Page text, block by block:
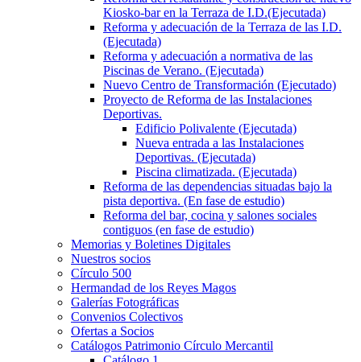
Kiosko-bar en la Terraza de I.D.(Ejecutada)
Reforma y adecuación de la Terraza de las I.D.
(Ejecutada)
Reforma y adecuación a normativa de las
Piscinas de Verano. (Ejecutada)
Nuevo Centro de Transformación (Ejecutado)
Proyecto de Reforma de las Instalaciones
Deportivas.
Edificio Polivalente (Ejecutada)
Nueva entrada a las Instalaciones
Deportivas. (Ejecutada)
Piscina climatizada. (Ejecutada)
Reforma de las dependencias situadas bajo la
pista deportiva. (En fase de estudio)
Reforma del bar, cocina y salones sociales
contiguos (en fase de estudio)
Memorias y Boletines Digitales
Nuestros socios
Círculo 500
Hermandad de los Reyes Magos
Galerías Fotográficas
Convenios Colectivos
Ofertas a Socios
Catálogos Patrimonio Círculo Mercantil